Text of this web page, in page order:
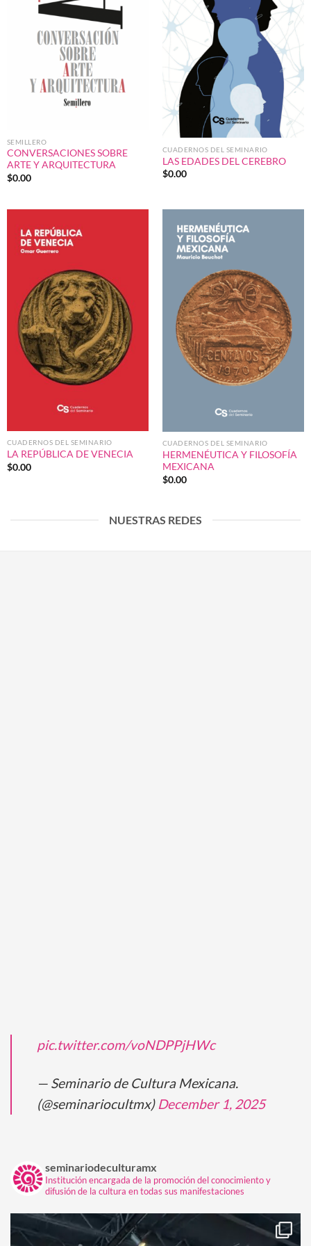
SEMILLERO
CONVERSACIONES SOBRE
ARTE Y ARQUITECTURA
$0.00
CUADERNOS DEL SEMINARIO
LAS EDADES DEL CEREBRO
$0.00
CUADERNOS DEL SEMINARIO
LA REPÚBLICA DE VENECIA
$0.00
CUADERNOS DEL SEMINARIO
HERMENÉUTICA Y FILOSOFÍA
MEXICANA
$0.00
NUESTRAS REDES
pic.twitter.com/voNDPPjHWc
— Seminario de Cultura Mexicana.
(@seminariocultmx) December 1, 2025
seminariodeculturamx
Institución encargada de la promoción del conocimiento y
difusión de la cultura en todas sus manifestaciones